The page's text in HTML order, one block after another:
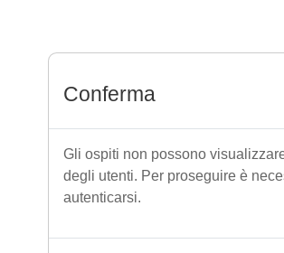
Conferma
Gli ospiti non possono
degli utenti. Per proseguire è
autenticarsi.